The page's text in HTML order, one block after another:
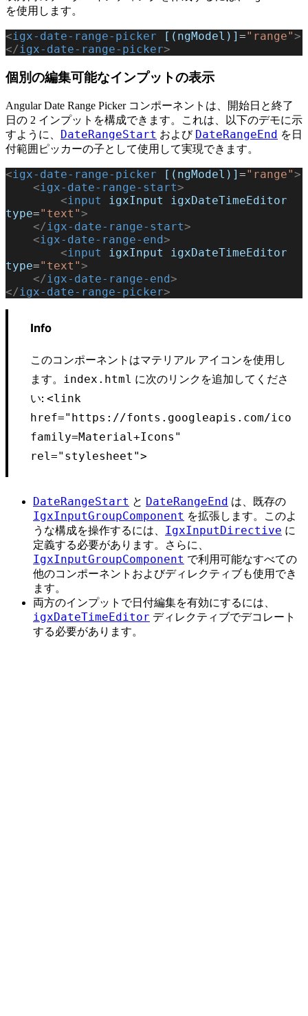
を使用します。
<igx-date-range-picker [(ngModel)] ="range">
</ igx-date-range-picker>
個別の編集可能なインプットの表示
Angular Date Range Picker コンポーネントは、開始日と終了
日の 2 インプットを構成できます。これは、以下のデモに示
すように、
DateRangeStart および DateRangeEnd を日
付範囲ピッカーの子として使用して実現できます。
<igx-date-range-picker [(ngModel)] ="range">
    <
igx-date-range-start>
        <
input igxInput
igxDateTimeEditor
type="text">
    </
igx-date-range-start>
    <
igx-date-range-end>
        <
input igxInput
igxDateTimeEditor
type="text">
    </
igx-date-range-end>
</igx-date-range-picker>
Info
このコンポーネントはマテリアル アイコンを使用し
ます。
index.html に次のリンクを追加してくださ
い: <link
href="https://fonts.googleapis.com/icon?
family=Material+Icons"
rel="stylesheet">
DateRangeStart と DateRangeEnd は、既存の
IgxInputGroupComponent を拡張します。このよ
うな構成を操作するには、 IgxInputDirective に
定義する必要があります。さらに、
IgxInputGroupComponent で利用可能なすべての
他のコンポーネントおよびディレクティブも使用でき
ます。
両方のインプットで日付編集を有効にするには、
igxDateTimeEditor ディレクティブでデコレート
する必要があります。